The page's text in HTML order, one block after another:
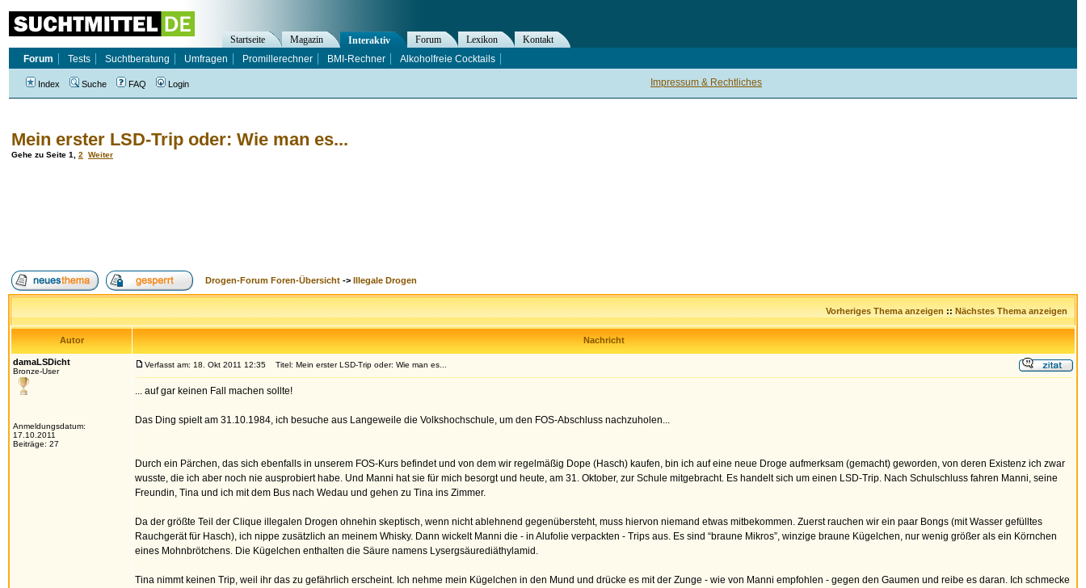
Mein erster LSD-Trip oder: Wie man es...
Gehe zu Seite 1 2 Weiter
Drogen-Forum Foren-Übersicht -> Illegale Drogen
Vorheriges Thema anzeigen :: Nächstes Thema anzeigen
Autor Nachricht
damaLSDicht
Bronze-User
Anmeldungsdatum:
17.10.2011
Beiträge: 27
Verfasst am: 18. Okt 2011 12:35 Titel: Mein erster LSD-Trip oder: Wie man es...
... auf gar keinen Fall machen sollte!
Das Ding spielt am 31.10.1984, ich besuche aus Langeweile die Volkshochschule, um den FOS-Abschluss nachzuholen...
Durch ein Pärchen, das sich ebenfalls in unserem FOS-Kurs befindet und von dem wir regelmäßig Dope (Hasch) kaufen, bin ich auf eine neue Droge aufmerksam (gemacht) geworden, von deren Existenz ich zwar
wusste, die ich aber noch nie ausprobiert habe. Und Manni hat sie für mich besorgt und heute, am 31. Oktober, zur Schule mitgebracht. Es handelt sich um einen LSD-Trip. Nach Schulschluss fahren Manni, seine
Freundin, Tina und ich mit dem Bus nach Wedau und gehen zu Tina ins Zimmer.
Da der größte Teil der Clique illegalen Drogen ohnehin skeptisch, wenn nicht ablehnend gegenübersteht, muss hiervon niemand etwas mitbekommen. Zuerst rauchen wir ein paar Bongs (mit Wasser gefülltes
Rauchgerät für Hasch), ich nippe zusätzlich an meinem Whisky. Dann wickelt Manni die - in Alufolie verpackten - Trips aus. Es sind “braune Mikros”, winzige braune Kügelchen, nur wenig größer als ein Körnchen
eines Mohnbrötchens. Die Kügelchen enthalten die Säure namens Lysergsäurediäthylamid.
Tina nimmt keinen Trip, weil ihr das zu gefährlich erscheint. Ich nehme mein Kügelchen in den Mund und drücke es mit der Zunge - wie von Manni empfohlen - gegen den Gaumen und reibe es daran. Ich schmecke
Impressum & Rechtliches
Startseite Magazin Interaktiv Forum Lexikon
Kontakt
Forum
Tests Suchtberatung Umfragen Promillerechner BMI-Rechner Alkoholfreie Cocktails
Index Suche FAQ Login